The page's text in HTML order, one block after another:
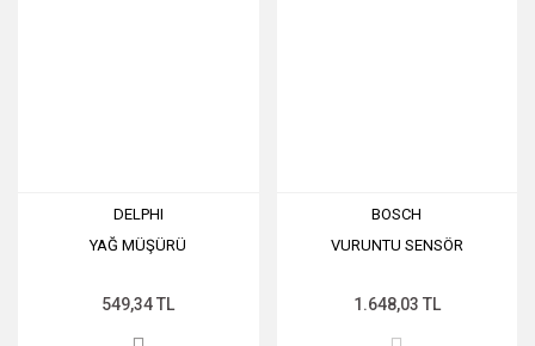
DELPHI
YAĞ MÜŞÜRÜ
549,34 TL
BOSCH
VURUNTU SENSÖR
1.648,03 TL